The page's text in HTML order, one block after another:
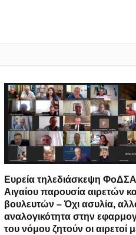
Ευρεία τηλεδιάσκεψη
Αιγαίου παρουσία αιρετών
βουλευτών – Όχι ασυλία,
αναλογικότητα στην
του νόμου ζητούν οι αιρετοί